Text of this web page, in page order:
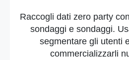
Raccogli dati zero party
sondaggi e sondaggi.
segmentare gli utenti
commercializzarli